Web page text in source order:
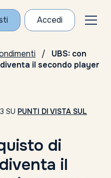
Accedi
UBS: con
il secondo player
SU PUNTI DI VISTA SUL
di
il